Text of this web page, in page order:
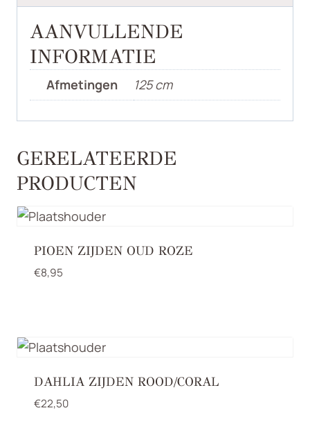
AANVULLENDE
INFORMATIE
Afmetingen 125 cm
GERELATEERDE
PRODUCTEN
PIOEN ZIJDEN OUD ROZE
€8,95
DAHLIA ZIJDEN ROOD/CORAL
€22,50